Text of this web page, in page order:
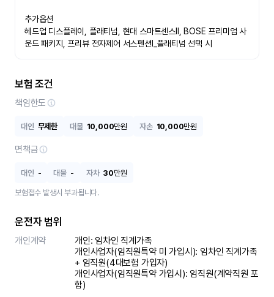
추가옵션
헤드업 디스플레이, 플래티넘, 현대 스마트센스Ⅱ, BOSE 프리미엄 사
운드 패키지, 프리뷰 전자제어 서스펜션Ⅰ_플래티넘 선택 시
보험 조건
책임한도
대인 무제한 대물 10,000만원 자손 10,000만원
면책금
대인 - 대물 - 자차 30만원
보험접수 발생시 부과됩니다.
운전자 범위
개인계약
개인: 임차인 직계가족
개인사업자(임직원특약 미 가입시): 임차인 직계가족
+ 임직원(4대보험 가입자)
개인사업자(임직원특약 가입시): 임직원(계약직원 포
함)